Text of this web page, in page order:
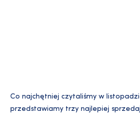
Co najchętniej czytaliśmy w
przedstawiamy trzy najlepiej